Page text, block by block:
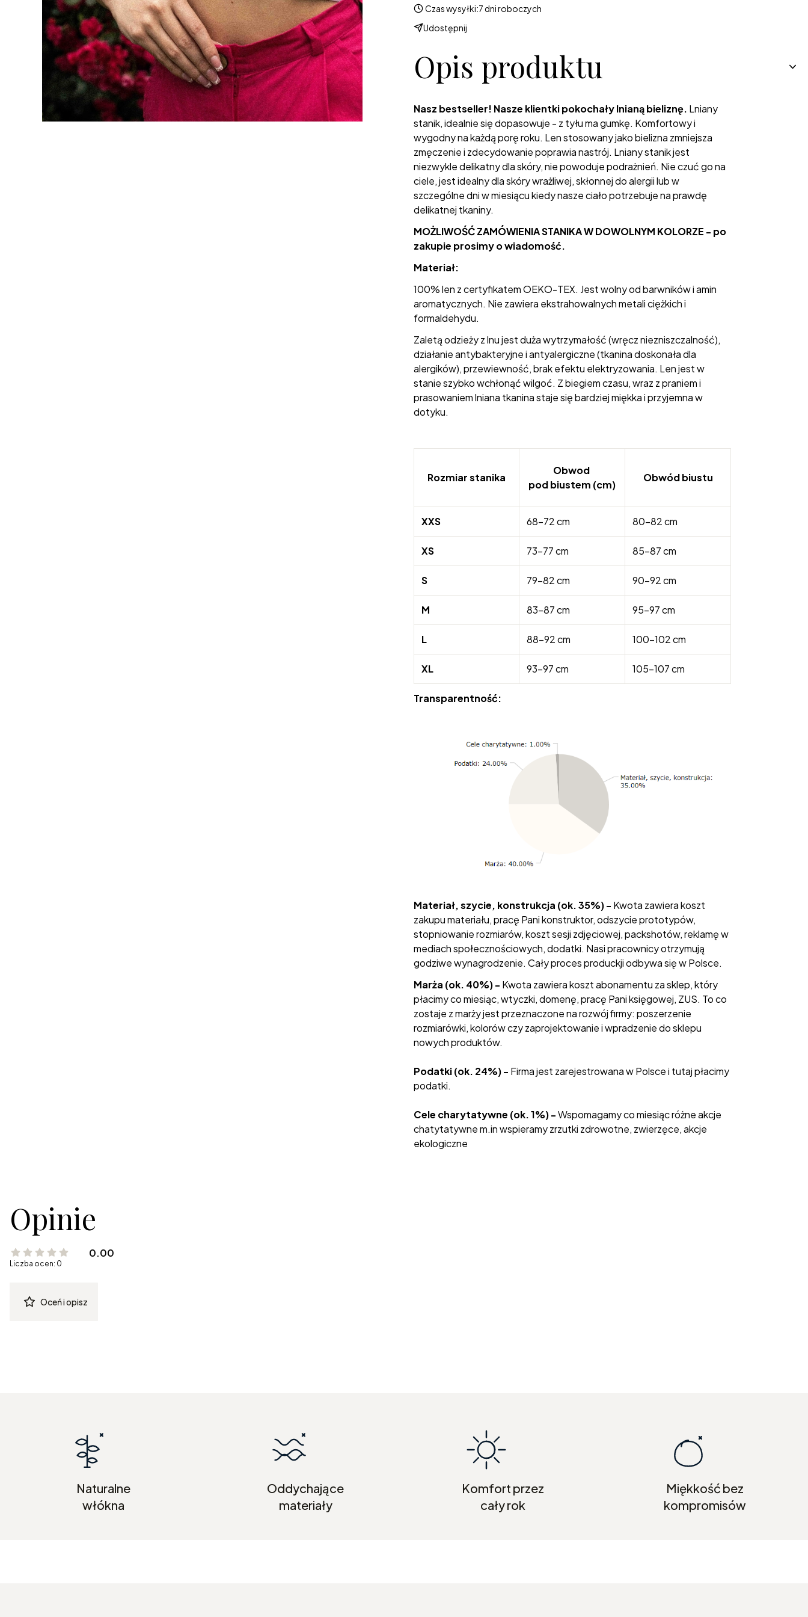
Czas wysyłki:7 dni roboczych
Udostępnij
Opis produktu
Nasz bestseller! Nasze klientki pokochały lnianą bieliznę. Lniany
stanik, idealnie się dopasowuje - z tyłu ma gumkę. Komfortowy i
wygodny na każdą porę roku. Len stosowany jako bielizna zmniejsza
zmęczenie i zdecydowanie poprawia nastrój. Lniany stanik jest
niezwykle delikatny dla skóry, nie powoduje podrażnień. Nie czuć go na
ciele, jest idealny dla skóry wrażliwej, skłonnej do alergii lub w
szczególne dni w miesiącu kiedy nasze ciało potrzebuje na prawdę
delikatnej tkaniny.
MOŻLIWOŚĆ ZAMÓWIENIA STANIKA W DOWOLNYM KOLORZE - po
zakupie prosimy o wiadomość.
Materiał:
100% len z certyfikatem OEKO-TEX. Jest wolny od barwników i amin
aromatycznych. Nie zawiera ekstrahowalnych metali ciężkich i
formaldehydu.
Zaletą odzieży z lnu jest duża wytrzymałość (wręcz niezniszczalność),
działanie antybakteryjne i antyalergiczne (tkanina doskonała dla
alergików), przewiewność, brak efektu elektryzowania. Len jest w
stanie szybko wchłonąć wilgoć. Z biegiem czasu, wraz z praniem i
prasowaniem lniana tkanina staje się bardziej miękka i przyjemna w
dotyku.
Rozmiar stanika
Obwod
pod biustem (cm)
Obwód biustu
XXS 68-72 cm 80-82 cm
XS 73-77 cm 85-87 cm
S 79-82 cm 90-92 cm
M 83-87 cm 95-97 cm
L 88-92 cm 100-102 cm
XL 93-97 cm 105-107 cm
Transparentność:
Materiał, szycie, konstrukcja (ok. 35%) - Kwota zawiera koszt
zakupu materiału, pracę Pani konstruktor, odszycie prototypów,
stopniowanie rozmiarów, koszt sesji zdjęciowej, packshotów, reklamę w
mediach społecznościowych, dodatki. Nasi pracownicy otrzymują
godziwe wynagrodzenie. Cały proces produckji odbywa się w Polsce.
Marża (ok. 40%) - Kwota zawiera koszt abonamentu za sklep, który
płacimy co miesiąc, wtyczki, domenę, pracę Pani księgowej, ZUS. To co
zostaje z marży jest przeznaczone na rozwój firmy: poszerzenie
rozmiarówki, kolorów czy zaprojektowanie i wpradzenie do sklepu
nowych produktów.
Podatki (ok. 24%) - Firma jest zarejestrowana w Polsce i tutaj płacimy
podatki.
Cele charytatywne (ok. 1%) -Wspomagamy co miesiąc różne akcje
chatytatywne m.in wspieramy zrzutki zdrowotne, zwierzęce, akcje
ekologiczne
Opinie
0.00
Liczba ocen: 0
Oceń i opisz
Naturalne
włókna
Oddychające
materiały
Komfort przez
cały rok
Miękkość bez
kompromisów